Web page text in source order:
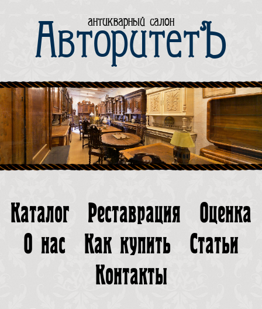
антикварный салон
АвторитетЪ
Каталог Реставрация
Оценка
О нас
Как купить
Статьи
Контакты